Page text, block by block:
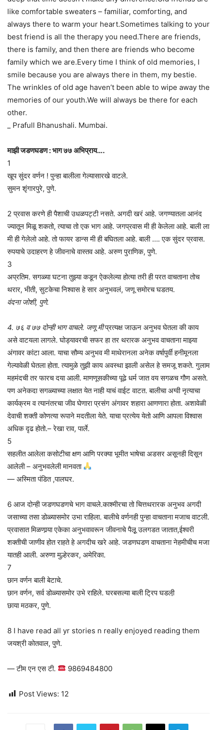
like comfortable sweaters – familiar, comforting, and
always there to warm your heart.Sometimes talking to your
best friend is all the therapy you need.There are friends,
there is family, and then there are friends who become
family which we are.Every time I think of old memories, I
smile because you are always there in them, my bestie.
The wrinkles of old age haven’t been able to wipe away the
memories of our youth.We will always be there for each
other.
_ Prafull Bhanushali. Mumbai.
माझी जडणघडण : भाग ७७ अभिप्राय….
1
खूप सुंदर वर्णन ! पुन्हा बालीला गेल्यासारखे वाटले.
सुमन शृंगारपुरे, पुणे.
2 प्रवास करणे ही पैशाची उधळपट्टी नसते. अगदी खरं आहे. जगण्यातला आनंद
ज्यातून मिळू शकतो, त्याचा तो एक भाग आहे. जगप्रवास मी ही केलेला आहे. बाली ला
मी ही गेलेलो आहे. तो फायर डान्स मी ही बघितला आहे. बाली …. एक सुंदर प्रवास.
रुपयाचे उदाहरण हे जीवनाचे वास्तव आहे. अरुण पुराणिक, पुणे.
3
अप्रतिम. सगळ्या घटना तुझ्या कडून ऐकलेल्या होत्या तरी ही परत वाचताना तोच
थरार, भीती, सुटकेचा निश्वास हे सार अनुभवलं, जणू समोरच घडतय.
वंदना जोशी, पुणे.
4. ७६ व ७७ दोन्ही भाग वाचले. जणू मीप्रत्यक्ष जाऊन अनुभव घेतला की काय
असे वाटयला लागले. घोड्यावरची सफर हा तर थरारक अनुभव वाचताना माझ्या
अंगावर कांटा आला. याचा सौम्य अनुभव मी माथेरानला अनेक वर्षापुर्वी हनीमूनला
गेल्यावेळी घेतला होता. त्यामुळे तुझी काय अवस्था झाली असेल हे समजू शकते. गुलाम
महमंदची तर फारच दया आली. माणणूसकीच्या पूढे धर्म जात वय सगळच गौण असते.
पण अनेकदा सगळ्याच्या लक्षात येत नाही याचं वाईट वाटत. बालीचा अग्वी नृत्याचा
कार्यक्रम व त्यानंतरचा जीव घेणारा प्रसंग अंगावर शहारा आणणारा होता. अशावेळी
देवाची शक्ती कोणत्या रूपाने मदतीला येते. याचा प्रत्येय येतो आणि आपला विश्वास
अधिक दृढ होतो.– रेखा राव, पार्ले.
5
सहलीत आलेला कसोटीचा क्षण आणि परक्या भूमीत भाषेचा अडसर असूनही दिसून
आलेली – अनुभवलेली मानवता
— अस्मिता पंडित ,पालघर.
6 आज दोन्ही जडणघडणचे भाग वाचले.काश्मीरचा तो चित्तथरारक अनुभव अगदी
जसाच्या तसा डोळ्यासमोर उभा राहिला. बालीचे वर्णनही पुन्हा वाचताना मजाच वाटली.
प्रवासात मिळणार्‍या एकेका अनुभवावरून जीवनाचे पैलूृ उलगडत जातात,ईश्वरी
शक्तीची जाणीव होत राहते हे अगदीच खरे आहे. जडणघडण वाचताना नेहमीचीच मजा
यातही आली. अरुणा मुल्हेरकर, अमेरिका.
7
छान वर्णन बाली बेटाचे.
छान वर्णन, सर्व डोळ्यासमोर उभे राहिले. घरबसल्या बाली ट्रिप घडली़
छाया मठकर, पुणे.
8 I have read all yr stories n really enjoyed reading them
जयश्री कोतवाल, पुणे.
— टीम एन एस टी. 9869484800
Post Views: 12